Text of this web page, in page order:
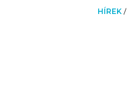
HÍREK /